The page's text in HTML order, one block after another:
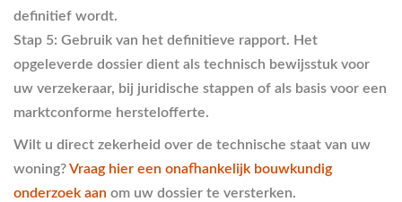
definitief wordt.
Stap 5: Gebruik van het definitieve rapport. Het
opgeleverde dossier dient als technisch bewijsstuk voor
uw verzekeraar, bij juridische stappen of als basis voor een
marktconforme herstelofferte.
Wilt u direct zekerheid over de technische staat van uw
woning?Vraag hier een onafhankelijk bouwkundig
onderzoek aan om uw dossier te versterken.